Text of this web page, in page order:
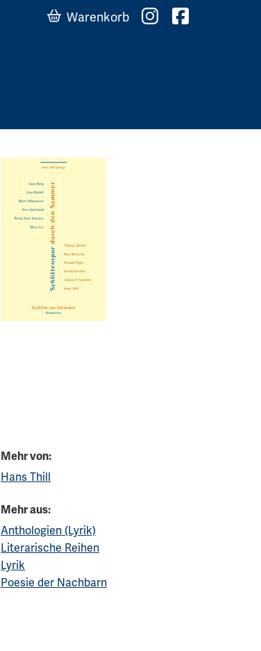
Warenkorb
Mehr von:
Hans Thill
Mehr aus:
Anthologien (Lyrik)
Literarische Reihen
Lyrik
Poesie der Nachbarn